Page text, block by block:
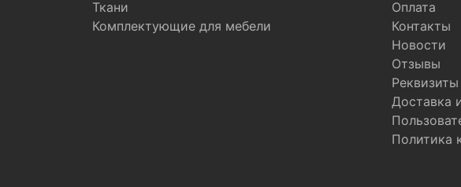
Ткани
Комплектующие для мебели
Оплата
Контакты
Новости
Отзывы
Реквизиты
Доставка
Политика